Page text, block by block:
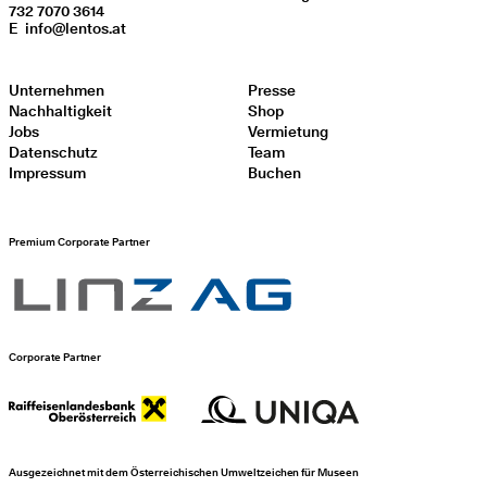
732 7070 3614
E info@lentos.at
Unternehmen
Nachhaltigkeit
Jobs
Datenschutz
Impressum
Presse
Shop
Vermietung
Team
Buchen
Premium Corporate Partner
Corporate Partner
Ausgezeichnet mit dem Österreichischen Umweltzeichen für Museen